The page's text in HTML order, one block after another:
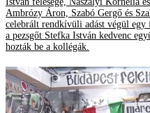
Ambrózy Áron, Szabó Gergő és
celebrált rendkívüli adást végül egy
a pezsgőt Stefka István kedvenc
hozták be a kollégák.